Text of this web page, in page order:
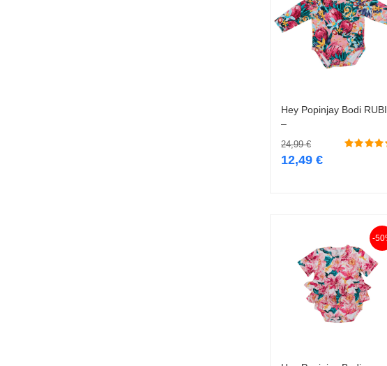
Vali
Hey Popinjay Bodi
–
24,99€
12,49 €
-